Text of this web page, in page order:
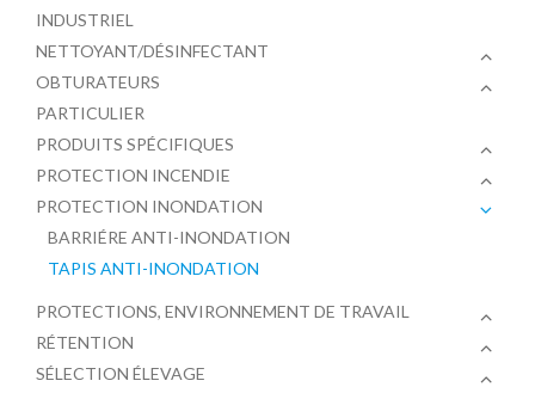
INDUSTRIEL
NETTOYANT/DÉSINFECTANT
OBTURATEURS
PARTICULIER
PRODUITS SPÉCIFIQUES
PROTECTION INCENDIE
PROTECTION INONDATION
BARRIÉRE ANTI-INONDATION
TAPIS ANTI-INONDATION
PROTECTIONS, ENVIRONNEMENT DE TRAVAIL
RÉTENTION
SÉLECTION ÉLEVAGE